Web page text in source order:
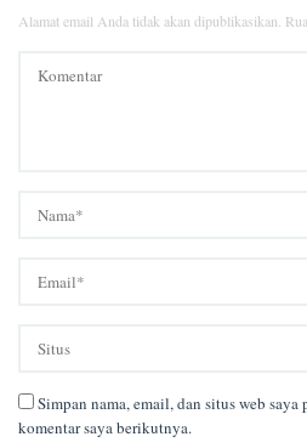
Alamat email Anda tidak akan dipublikasikan.
Simpan nama, email, dan situs web
komentar saya berikutnya.